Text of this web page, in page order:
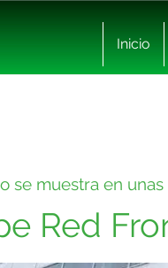
Inicio
se muestra en
Red